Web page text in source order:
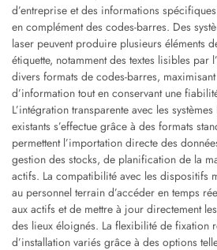
d’entreprise et des informations
en complément des codes-barres. Des
laser peuvent produire plusieurs éléments
étiquette, notamment des textes lisibles par
divers formats de codes-barres,
d’information tout en conservant une
L’intégration transparente avec les
existants s’effectue grâce à des formats
permettent l’importation directe des
gestion des stocks, de planification de la
actifs. La compatibilité avec les dispositifs
au personnel terrain d’accéder en temps
aux actifs et de mettre à jour directement
des lieux éloignés. La flexibilité de fixation
d’installation variés grâce à des options